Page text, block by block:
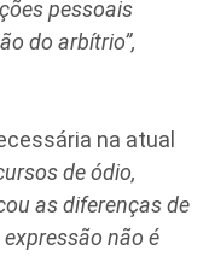
pessoais
do arbítrio”,
na atual
de ódio,
as diferenças de
não é